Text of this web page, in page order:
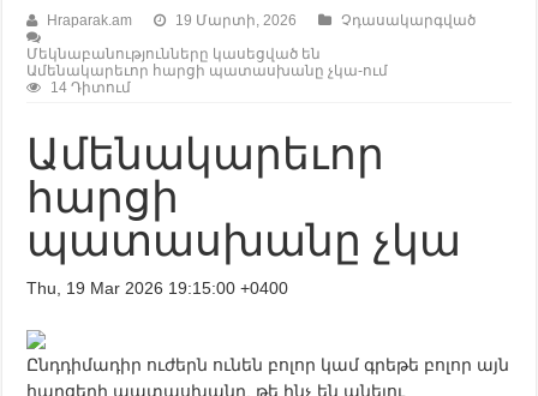
Hraparak.am 19 Մարտի, 2026
Չդասակարգված
Մեկնաբանությունները կասեցված են
Ամենակարեւոր հարցի պատասխանը չկա-ում
14 Դիտում
Ամենակարեւոր
հարցի
պատասխանը չկա
Thu, 19 Mar 2026 19:15:00 +0400
Ընդդիմադիր ուժերն ունեն բոլոր կամ գրեթե բոլոր այն
հարցերի պատասխանը, թե ինչ են անելու